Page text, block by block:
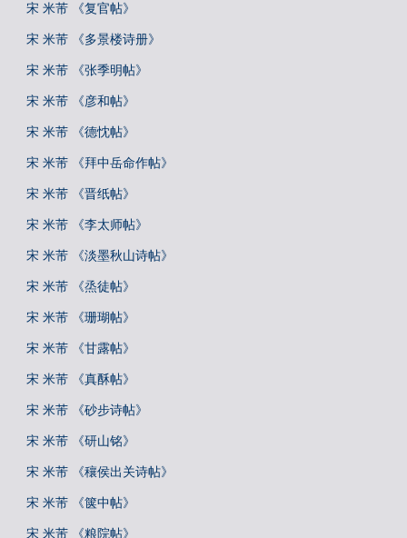
宋 米芾 《复官帖》
宋 米芾 《多景楼诗册》
宋 米芾 《张季明帖》
宋 米芾 《彦和帖》
宋 米芾 《德忱帖》
宋 米芾 《拜中岳命作帖》
宋 米芾 《晋纸帖》
宋 米芾 《李太师帖》
宋 米芾 《淡墨秋山诗帖》
宋 米芾 《烝徒帖》
宋 米芾 《珊瑚帖》
宋 米芾 《甘露帖》
宋 米芾 《真酥帖》
宋 米芾 《砂步诗帖》
宋 米芾 《研山铭》
宋 米芾 《穰侯出关诗帖》
宋 米芾 《箧中帖》
宋 米芾 《粮院帖》